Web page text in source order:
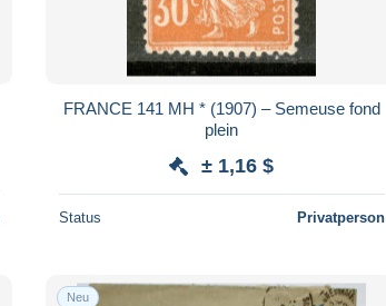
FRANCE 141 MH * (1907) – Semeuse fond
plein
± 1,16 $
Status Privatperson
Neu